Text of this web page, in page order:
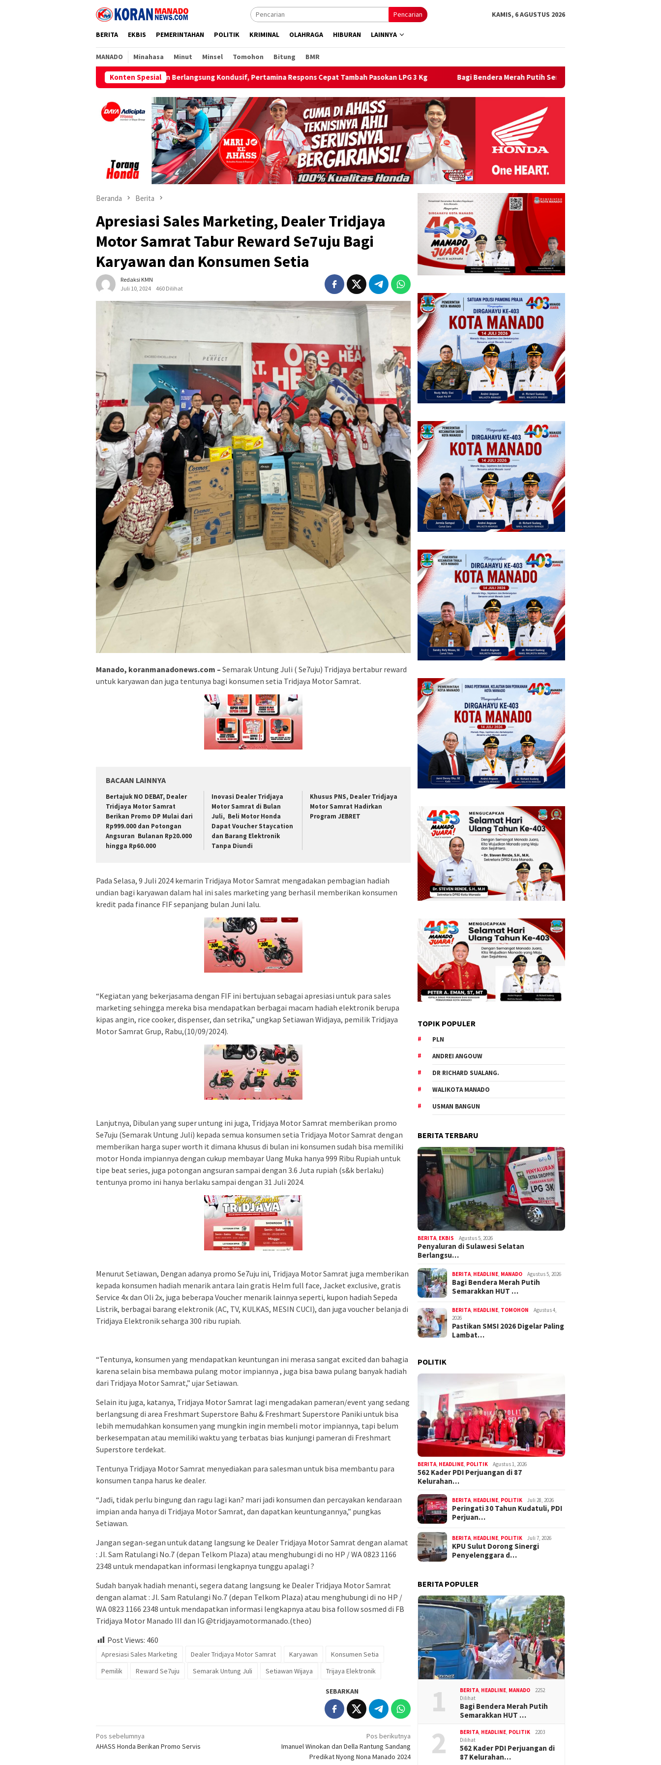
Pencarian KAMIS, 6 AGUSTUS 2026
BERITA EKBIS PEMERINTAHAN POLITIK KRIMINAL OLAHRAGA HIBURAN LAINNYA
MANADO Minahasa Minut Minsel Tomohon Bitung BMR
Konten Spesial
Selatan Berlangsung Kondusif, Pertamina Respons Cepat Tambah Pasokan LPG 3 Kg Bagi Bendera Merah Putih Semarakkan HUT Kemerdekaan RI Tahun 2026, Wawali Richard
Beranda Berita
Apresiasi Sales Marketing, Dealer Tridjaya
Motor Samrat Tabur Reward Se7uju Bagi
Karyawan dan Konsumen Setia
Redaksi KMN
Juli 10, 2024
460 Dilihat
Manado, koranmanadonews.com – Semarak Untung Juli ( Se7uju) Tridjaya bertabur reward
untuk karyawan dan juga tentunya bagi konsumen setia Tridjaya Motor Samrat.
BACAAN LAINNYA
Bertajuk NO DEBAT, Dealer
Tridjaya Motor Samrat
Berikan Promo DP Mulai dari
Rp999.000 dan Potongan
Angsuran Bulanan Rp20.000
hingga Rp60.000
Inovasi Dealer Tridjaya
Motor Samrat di Bulan
Juli, Beli Motor Honda
Dapat Voucher Staycation
dan Barang Elektronik
Tanpa Diundi
Khusus PNS, Dealer Tridjaya
Motor Samrat Hadirkan
Program JEBRET
Pada Selasa, 9 Juli 2024 kemarin Tridjaya Motor Samrat mengadakan pembagian hadiah
undian bagi karyawan dalam hal ini sales marketing yang berhasil memberikan konsumen
kredit pada finance FIF sepanjang bulan Juni lalu.
“Kegiatan yang bekerjasama dengan FIF ini bertujuan sebagai apresiasi untuk para sales
marketing sehingga mereka bisa mendapatkan berbagai macam hadiah elektronik berupa
kipas angin, rice cooker, dispenser, dan setrika,” ungkap Setiawan Widjaya, pemilik Tridjaya
Motor Samrat Grup, Rabu,(10/09/2024).
Lanjutnya, Dibulan yang super untung ini juga, Tridjaya Motor Samrat memberikan promo
Se7uju (Semarak Untung Juli) kepada semua konsumen setia Tridjaya Motor Samrat dengan
memberikan harga super worth it dimana khusus di bulan ini konsumen sudah bisa memiliki
motor Honda impiannya dengan cukup membayar Uang Muka hanya 999 Ribu Rupiah untuk
tipe beat series, juga potongan angsuran sampai dengan 3.6 Juta rupiah (s&k berlaku)
tentunya promo ini hanya berlaku sampai dengan 31 Juli 2024.
Menurut Setiawan, Dengan adanya promo Se7uju ini, Tridjaya Motor Samrat juga memberikan
kepada konsumen hadiah menarik antara lain gratis Helm full face, Jacket exclusive, gratis
Service 4x dan Oli 2x, juga beberapa Voucher menarik lainnya seperti, kupon hadiah Sepeda
Listrik, berbagai barang elektronik (AC, TV, KULKAS, MESIN CUCI), dan juga voucher belanja di
Tridjaya Elektronik seharga 300 ribu rupiah.
“Tentunya, konsumen yang mendapatkan keuntungan ini merasa sangat excited dan bahagia
karena selain bisa membawa pulang motor impiannya , juga bisa bawa pulang banyak hadiah
dari Tridjaya Motor Samrat,” ujar Setiawan.
Selain itu juga, katanya, Tridjaya Motor Samrat lagi mengadakan pameran/event yang sedang
berlangsung di area Freshmart Superstore Bahu & Freshmart Superstore Paniki untuk bisa
lebih memudahkan konsumen yang mungkin ingin membeli motor impiannya, tapi belum
berkesempatan atau memiliki waktu yang terbatas bias kunjungi pameran di Freshmart
Superstore terdekat.
Tentunya Tridjaya Motor Samrat menyediakan para salesman untuk bisa membantu para
konsumen tanpa harus ke dealer.
“Jadi, tidak perlu bingung dan ragu lagi kan? mari jadi konsumen dan percayakan kendaraan
impian anda hanya di Tridjaya Motor Samrat, dan dapatkan keuntungannya,” pungkas
Setiawan.
Jangan segan-segan untuk datang langsung ke Dealer Tridjaya Motor Samrat dengan alamat
: Jl. Sam Ratulangi No.7 (depan Telkom Plaza) atau menghubungi di no HP / WA 0823 1166
2348 untuk mendapatkan informasi lengkapnya tunggu apalagi ?
Sudah banyak hadiah menanti, segera datang langsung ke Dealer Tridjaya Motor Samrat
dengan alamat : Jl. Sam Ratulangi No.7 (depan Telkom Plaza) atau menghubungi di no HP /
WA 0823 1166 2348 untuk mendapatkan informasi lengkapnya atau bisa follow sosmed di FB
Tridjaya Motor Manado III dan IG @tridjayamotormanado.(theo)
Post Views: 460
Apresiasi Sales Marketing Dealer Tridjaya Motor Samrat Karyawan
Konsumen Setia
Pemilik
Reward Se7uju Semarak Untung Juli Setiawan Wijaya Trijaya Elektronik
SEBARKAN
Navigasi
pos
Pos sebelumnya
AHASS Honda Berikan Promo Servis
Pos berikutnya
Imanuel Winokan dan Della Rantung Sandang
Predikat Nyong Nona Manado 2024
TOPIK POPULER
PLN
ANDREI ANGOUW
DR RICHARD SUALANG.
WALIKOTA MANADO
USMAN BANGUN
BERITA TERBARU
BERITA EKBIS Agustus 5, 2026
Penyaluran di Sulawesi Selatan
Berlangsu…
BERITA HEADLINE MANADO Agustus 5, 2026
Bagi Bendera Merah Putih
Semarakkan HUT …
BERITA HEADLINE TOMOHON
Agustus 4,
2026
Pastikan SMSI 2026 Digelar Paling
Lambat…
POLITIK
BERITA, HEADLINE, POLITIK Agustus 1, 2026
562 Kader PDI Perjuangan di 87
Kelurahan…
BERITA, HEADLINE, POLITIK Juli 28, 2026
Peringati 30 Tahun Kudatuli, PDI
Perjuan…
BERITA, HEADLINE, POLITIK Juli 7, 2026
KPU Sulut Dorong Sinergi
Penyelenggara d…
BERITA POPULER
1 BERITA, HEADLINE, MANADO
2252
Dilihat
Bagi Bendera Merah Putih
Semarakkan HUT …
2 BERITA, HEADLINE, POLITIK
2203
Dilihat
562 Kader PDI Perjuangan di
87 Kelurahan…